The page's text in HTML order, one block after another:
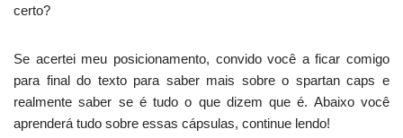
certo?
Se acertei meu posicionamento, convido você a ficar comigo
para final do texto para saber mais sobre o spartan caps e
realmente saber se é tudo o que dizem que é. Abaixo você
aprenderá tudo sobre essas cápsulas, continue lendo!